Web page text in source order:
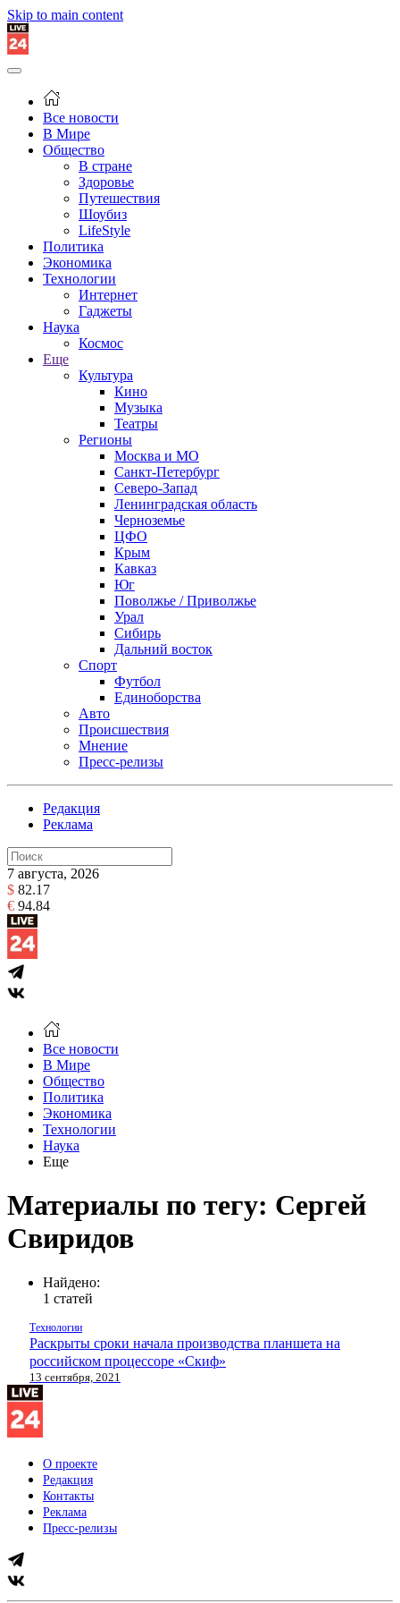
Skip to main content
Все новости
В Мире
Общество
В стране
Здоровье
Путешествия
Шоубиз
LifeStyle
Политика
Экономика
Технологии
Интернет
Гаджеты
Наука
Космос
Еще
Культура
Кино
Музыка
Театры
Регионы
Москва и МО
Санкт-Петербург
Северо-Запад
Ленинградская область
Черноземье
ЦФО
Крым
Кавказ
Юг
Поволжье / Приволжье
Урал
Сибирь
Дальний восток
Спорт
Футбол
Единоборства
Авто
Происшествия
Мнение
Пресс-релизы
Редакция
Реклама
7 августа, 2026
$ 82.17
€ 94.84
Все новости
В Мире
Общество
Политика
Экономика
Технологии
Наука
Еще
Материалы по тегу: Сергей
Свиридов
Найдено:
1 статей
Технологии
Раскрыты сроки начала производства планшета на
российском процессоре «Скиф»
13 сентября, 2021
О проекте
Редакция
Контакты
Реклама
Пресс-релизы